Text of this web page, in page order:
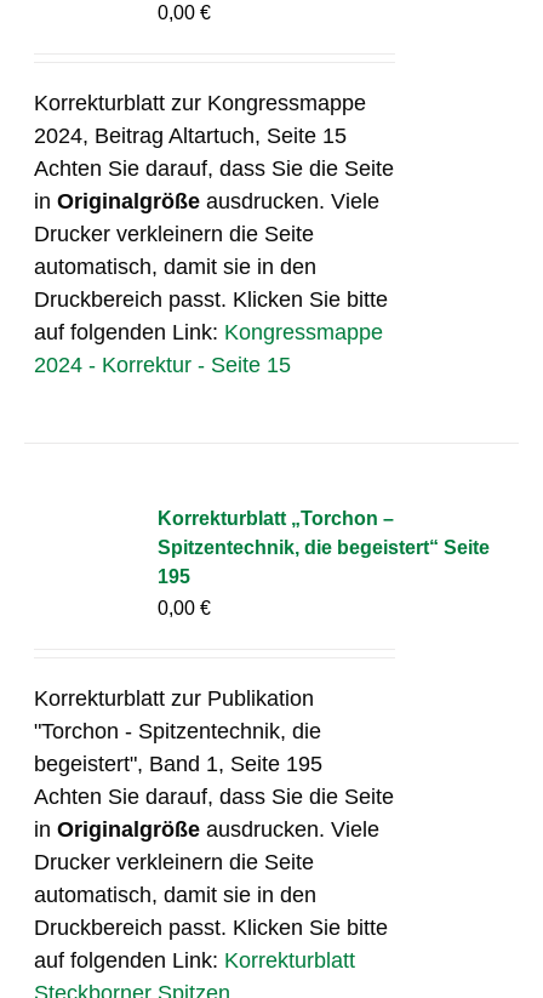
0,00€
Korrekturblatt zur Kongressmappe
2024, Beitrag Altartuch, Seite 15
Achten Sie darauf, dass Sie die Seite
inOriginalgröße ausdrucken. Viele
Drucker verkleinern die Seite
automatisch, damit sie in den
Druckbereich passt. Klicken Sie bitte
auf folgenden Link: Kongressmappe
2024 - Korrektur - Seite 15
Korrekturblatt „Torchon –
Spitzentechnik, die begeistert“ Seite
195
0,00€
Korrekturblatt zur Publikation
"Torchon - Spitzentechnik, die
begeistert", Band 1, Seite 195
Achten Sie darauf, dass Sie die Seite
inOriginalgröße ausdrucken. Viele
Drucker verkleinern die Seite
automatisch, damit sie in den
Druckbereich passt. Klicken Sie bitte
auf folgenden Link: Korrekturblatt
Steckborner Spitzen